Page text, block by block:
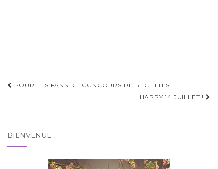
Pagination
POUR LES FANS DE CONCOURS DE RECETTES
HAPPY 14 JUILLET !
BIENVENUE